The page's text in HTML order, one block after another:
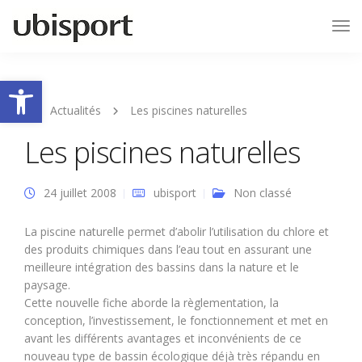
Ouvrir la barre d’outils
Actualités Les piscines naturelles
Les piscines naturelles
24 juillet 2008 ubisport Non classé
La piscine naturelle permet d’abolir l’utilisation du chlore et
des produits chimiques dans l’eau tout en assurant une
meilleure intégration des bassins dans la nature et le
paysage.
Cette nouvelle fiche aborde la règlementation, la
conception, l’investissement, le fonctionnement et met en
avant les différents avantages et inconvénients de ce
nouveau type de bassin écologique déjà très répandu en